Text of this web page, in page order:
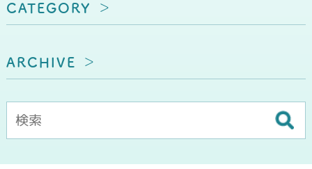
CATEGORY
ARCHIVE